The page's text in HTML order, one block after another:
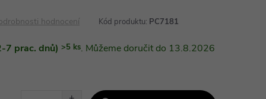
hodnocení Kód produktu: PC7181
7 prac. dnů) >5 ks 13.8.2026